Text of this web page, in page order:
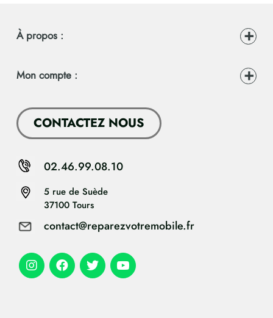
À propos :
Mon compte :
CONTACTEZ NOUS
5 rue de Suède
37100 Tours
contact@reparezvotremobile.fr
02.46.99.08.10